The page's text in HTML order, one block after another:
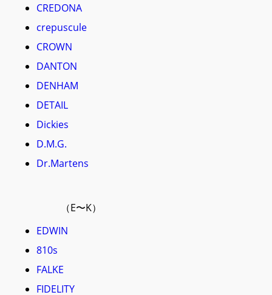
CREDONA
crepuscule
CROWN
DANTON
DENHAM
DETAIL
Dickies
D.M.G.
Dr.Martens
（E〜K）
EDWIN
810s
FALKE
FIDELITY